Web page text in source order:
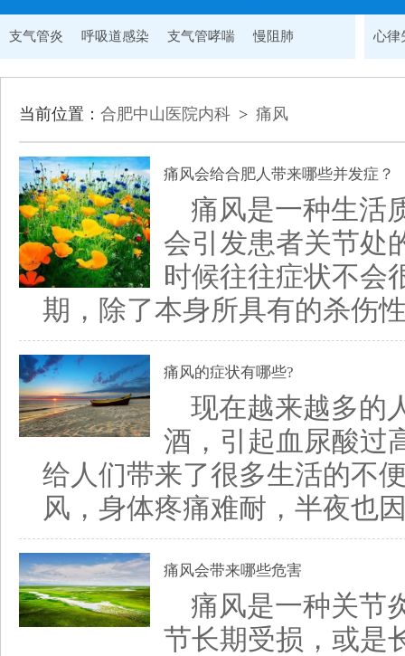
支气管炎 呼吸道感染 支气管哮喘 慢阻肺 心律
当前位置： 合肥中山医院内科 > 痛风
痛风会给合肥人带来哪些并发症？
痛风是一种生活
会引发患者关节处
时候往往症状不会
期，除了本身所具有的杀伤
痛风的症状有哪些?
现在越来越多的
酒，引起血尿酸过
给人们带来了很多生活的不
风，身体疼痛难耐，半夜也
痛风会带来哪些危害
痛风是一种关节
节长期受损，或是